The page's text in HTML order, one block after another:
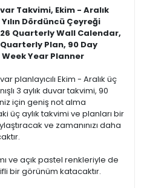
Takvimi, Ekim - Aralık
Dördüncü Çeyreği
Quarterly Wall Calendar,
Plan, 90 Day
Year Planner
planlayıcılı Ekim - Aralık üç
3 aylık duvar takvimi, 90
için geniş not alma
üç aylık takvimi ve planları bir
ve zamanınızı daha
ve açık pastel renkleriyle de
bir görünüm katacaktır.